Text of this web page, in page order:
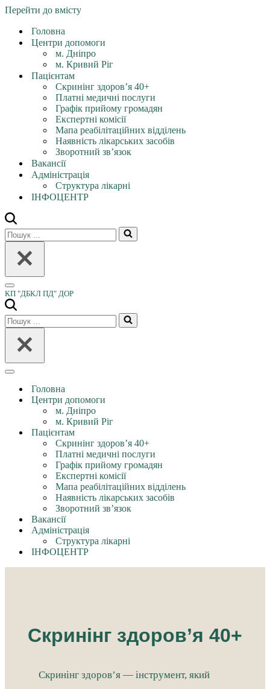
Перейти до вмісту
Головна
Центри допомоги
м. Дніпро
м. Кривий Ріг
Пацієнтам
Скринінг здоров’я 40+
Платні медичні послуги
Графік прийому громадян
Експертні комісії
Мапа реабілітаційних відділень
Наявність лікарських засобів
Зворотний зв’язок
Вакансії
Адміністрація
Структура лікарні
ІНФОЦЕНТР
Шукати...
Меню
навігації
КП "ДБКЛ ПД" ДОР
Шукати...
Меню
навігаціїГоловна
Центри допомоги
м. Дніпро
м. Кривий Ріг
Пацієнтам
Скринінг здоров’я 40+
Платні медичні послуги
Графік прийому громадян
Експертні комісії
Мапа реабілітаційних відділень
Наявність лікарських засобів
Зворотний зв’язок
Вакансії
Адміністрація
Структура лікарні
ІНФОЦЕНТР
Скринінг здоров’я 40+
Скринінг здоров’я — інструмент, який